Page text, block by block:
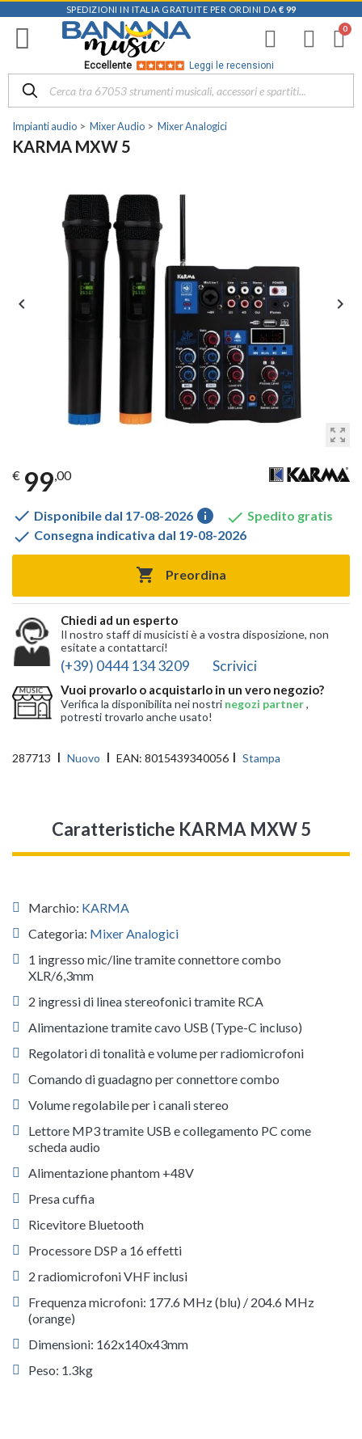
SPEDIZIONI IN ITALIA GRATUITE PER ORDINI DA € 99
Eccellente Leggi le recensioni
Impianti audio Mixer Audio Mixer Analogici
KARMA MXW 5
zoom_out_map
 
€ 99,00
 Disponibile dal 17-08-2026 info  Spedito gratis
 Consegna indicativa dal 19-08-2026
 Preordina
Chiedi ad un esperto
Il nostro staff di musicisti è a vostra disposizione, non
esitate a contattarci!
(+39) 0444 134 3209 Scrivici
Vuoi provarlo o acquistarlo in un vero negozio?
Verifica la disponibilita nei nostri negozi partner,
potresti trovarlo anche usato!
287713 Nuovo EAN: 8015439340056 Stampa
Caratteristiche KARMA MXW 5
Marchio: KARMA
Categoria: Mixer Analogici
1 ingresso mic/line tramite connettore combo
XLR/6,3mm
2 ingressi di linea stereofonici tramite RCA
Alimentazione tramite cavo USB (Type-C incluso)
Regolatori di tonalità e volume per radiomicrofoni
Comando di guadagno per connettore combo
Volume regolabile per i canali stereo
Lettore MP3 tramite USB e collegamento PC come
scheda audio
Alimentazione phantom +48V
Presa cuffia
Ricevitore Bluetooth
Processore DSP a 16 effetti
2 radiomicrofoni VHF inclusi
Frequenza microfoni: 177.6 MHz (blu) / 204.6 MHz
(orange)
Dimensioni: 162x140x43mm
Peso: 1.3kg